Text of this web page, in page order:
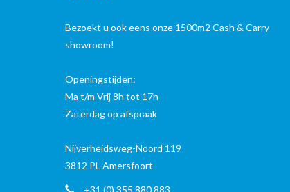
Bezoekt u ook eens onze 1500m2 Cash & Carry
showroom!
Openingstijden:
Ma t/m Vrij 8h tot 17h
Zaterdag op afspraak
Nijverheidsweg-Noord 119
3812 PL Amersfoort